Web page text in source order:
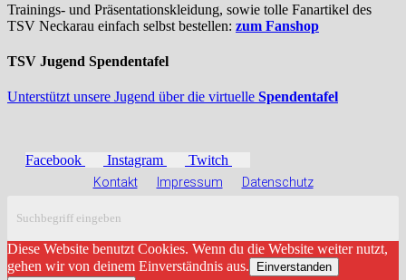
Trainings- und Präsentationskleidung, sowie tolle Fanartikel des
TSV Neckarau einfach selbst bestellen: zum Fanshop
TSV Jugend Spendentafel
Unterstützt unsere Jugend über die virtuelle Spendentafel
Facebook Instagram Twitch
Kontakt Impressum Datenschutz
Diese Website benutzt Cookies. Wenn du die Website weiter nutzt,
gehen wir von deinem Einverständnis aus.
Einverstanden